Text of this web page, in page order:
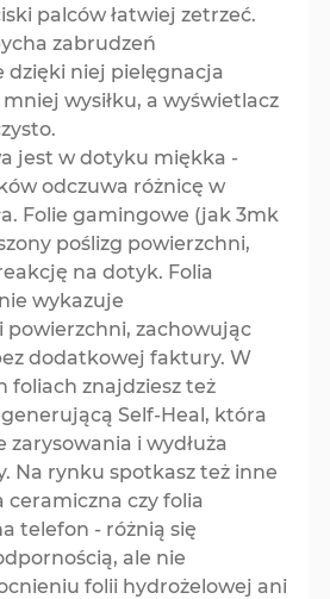
palców łatwiej zetrzeć.
zabrudzeń
dzięki niej pielęgnacja
wysiłku, a wyświetlacz
jest w dotyku miękka -
odczuwa różnicę w
Folie gamingowe (jak 3mk
poślizg powierzchni,
na dotyk. Folia
wykazuje
powierzchni, zachowując
dodatkowej faktury. W
foliach znajdziesz też
Self-Heal, która
i wydłuża
Na rynku spotkasz też inne
ceramiczna czy folia
telefon - różnią się
ale nie
folii hydrożelowej ani